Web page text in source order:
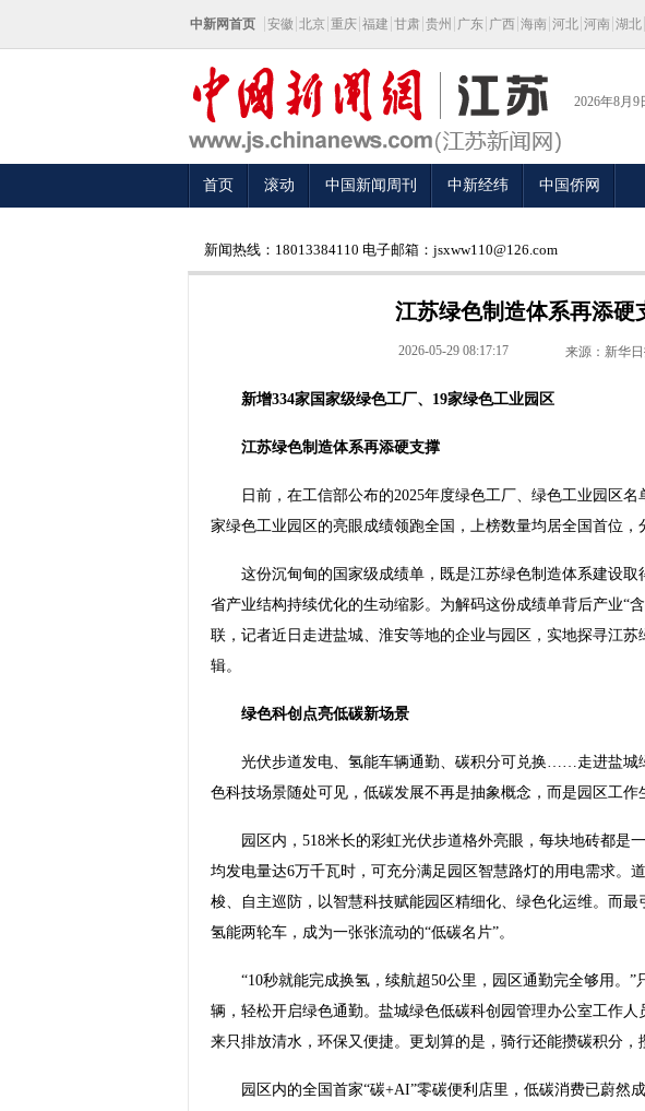
中新网首页 安徽 北京 重庆 福建 甘肃 贵州 广东 广西 海南 河北 河南 湖北
2026年8月9
首页 滚动 中国新闻周刊 中新经纬 中国侨网
新闻热线：18013384110 电子邮箱：jsxww110@126.com
江苏绿色制造体系再添硬
2026-05-29 08:17:17 来源：新华
新增334家国家级绿色工厂、19家绿色工业园区
江苏绿色制造体系再添硬支撑
日前，在工信部公布的2025年度绿色工厂、绿色工业园区名
家绿色工业园区的亮眼成绩领跑全国，上榜数量均居全国首位，
这份沉甸甸的国家级成绩单，既是江苏绿色制造体系建设取
省产业结构持续优化的生动缩影。为解码这份成绩单背后产业“
联，记者近日走进盐城、淮安等地的企业与园区，实地探寻江苏
辑。
绿色科创点亮低碳新场景
光伏步道发电、氢能车辆通勤、碳积分可兑换……走进盐城
色科技场景随处可见，低碳发展不再是抽象概念，而是园区工作
园区内，518米长的彩虹光伏步道格外亮眼，每块地砖都是
均发电量达6万千瓦时，可充分满足园区智慧路灯的用电需求。
梭、自主巡防，以智慧科技赋能园区精细化、绿色化运维。而
氢能两轮车，成为一张张流动的“低碳名片”。
“10秒就能完成换氢，续航超50公里，园区通勤完全够用。”
辆，轻松开启绿色通勤。盐城绿色低碳科创园管理办公室工作人
来只排放清水，环保又便捷。更划算的是，骑行还能攒碳积分，
园区内的全国首家“碳+AI”零碳便利店里，低碳消费已蔚然